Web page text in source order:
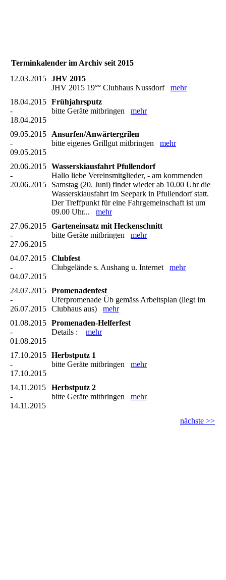
Terminkalender im Archiv seit 2015
12.03.2015 JHV 2015
JHV 2015 19°° Clubhaus Nussdorf mehr
18.04.2015
-
18.04.2015
Frühjahrsputz
bitte Geräte mitbringen mehr
09.05.2015
-
09.05.2015
Ansurfen/Anwärtergrilen
bitte eigenes Grillgut mitbringen mehr
20.06.2015
-
20.06.2015
Wasserskiausfahrt Pfullendorf
Hallo liebe Vereinsmitglieder, - am kommenden
Samstag (20. Juni) findet wieder ab 10.00 Uhr die
Wasserskiausfahrt im Seepark in Pfullendorf statt.
Der Treffpunkt für eine Fahrgemeinschaft ist um
09.00 Uhr... mehr
27.06.2015
-
27.06.2015
Garteneinsatz mit Heckenschnitt
bitte Geräte mitbringen mehr
04.07.2015
-
04.07.2015
Clubfest
Clubgelände s. Aushang u. Internet mehr
24.07.2015
-
26.07.2015
Promenadenfest
Uferpromenade Üb gemäss Arbeitsplan (liegt im
Clubhaus aus) mehr
01.08.2015
-
01.08.2015
Promenaden-Helferfest
Details : mehr
17.10.2015
-
17.10.2015
Herbstputz 1
bitte Geräte mitbringen mehr
14.11.2015
-
14.11.2015
Herbstputz 2
bitte Geräte mitbringen mehr
nächste >>